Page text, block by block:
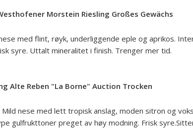
Morstein Riesling Großes Gewächs
med flint, røyk, underliggende eple og aprikos.
syre. Uttalt mineralitet i finish. Trenger mer tid.
Alte Reben "La Borne" Auction Trocken
nese med lett tropisk anslag, moden sitron og
gulfrukttoner preget av høy modning. Frisk